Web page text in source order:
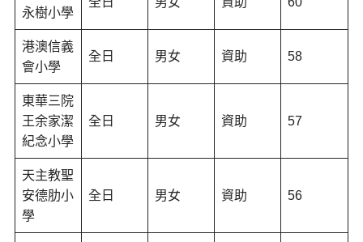
永樹小學
港澳信義
會小學
全日 男女 資助 58
東華三院
王余家潔
紀念小學
全日 男女 資助 57
天主教聖
安德肋小
學
全日 男女 資助 56